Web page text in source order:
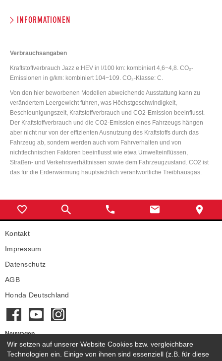
INFORMATIONEN
Verbrauchsangaben
Kraftstoffverbrauch Jazz e:HEV in l/100 km: kombiniert 4,6−4,8. CO₂-
Emissionen in g/km: kombiniert 104−109. CO₂-Klasse: C.
Von den hier beworbenen Modellen abweichende Ausstattung kann zu
verändertem Leergewicht führen, was Höchstgeschwindigkeit,
Beschleunigungszeit, Kraftstoffverbrauch und CO2-Emission beeinflusst.
Der Kraftstoffverbrauch und die CO2-Emission eines Fahrzeugs hängen
aber nicht nur von der effizienten Ausnutzung des Kraftstoffs durch das
Fahrzeug ab, sondern werden auch vom Fahrverhalten und von
nichttechnischen Faktoren beeinflusst wie etwa Umwelteinflüssen,
Straßen- und Verkehrsverhältnissen sowie dem Fahrzeugzustand. CO2 ist
das für die Erderwärmung hauptsächlich verantwortliche Treibhausgas.
Kontakt
Impressum
Datenschutz
AGB
Honda Deutschland
Neuwagen
Honda Neuwagen
Gebrauchtwagen
Wir setzen auf unserer Website Cookies bzw. vergleichbare
Technologien ein. Einige von ihnen sind essenziell (z.B. für diese